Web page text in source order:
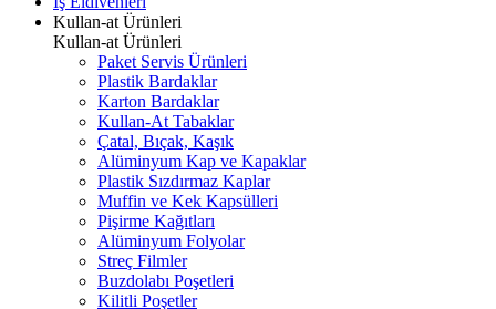
Kullan-at Ürünleri
Kullan-at Ürünleri
Paket Servis Ürünleri
Plastik Bardaklar
Karton Bardaklar
Kullan-At Tabaklar
Çatal, Bıçak, Kaşık
Alüminyum Kap ve Kapaklar
Plastik Sızdırmaz Kaplar
Muffin ve Kek Kapsülleri
Pişirme Kağıtları
Alüminyum Folyolar
Streç Filmler
Buzdolabı Poşetleri
Kilitli Poşetler